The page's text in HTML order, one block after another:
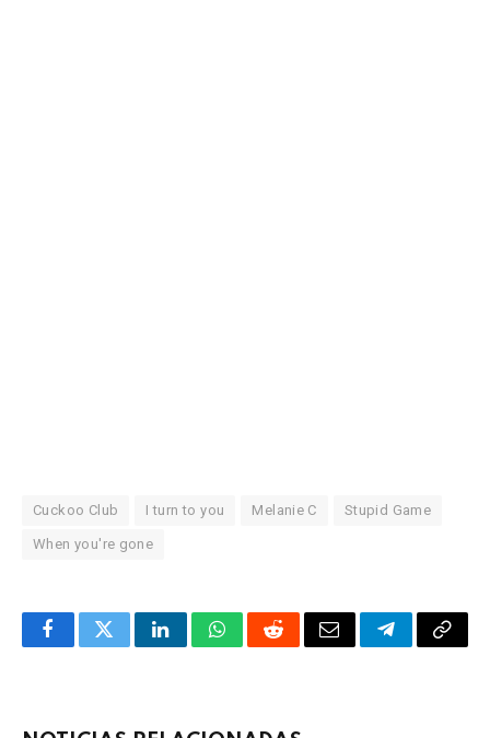
Cuckoo Club I turn to you Melanie C Stupid Game
When you're gone
FacebookTwitterLinkedInWhatsAppRedditCorreoTelegrama